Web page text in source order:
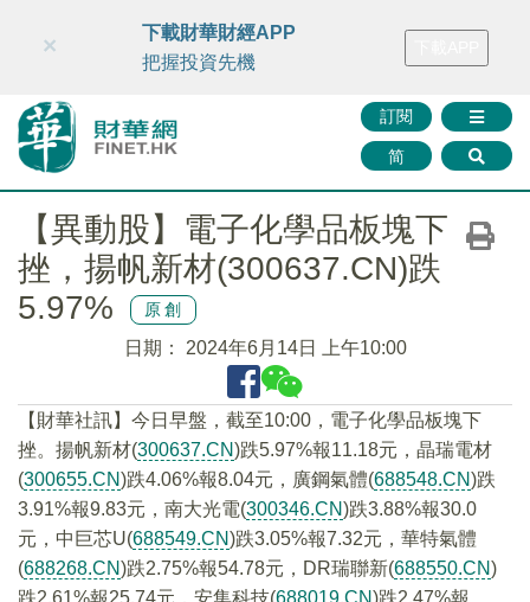
財華智庫網 FINTV FINMETA 財華證券 媒體矩陣
訂閱
简
×
下載財華財經APP
把握投資先機
【異動股】電子化學品板塊下
挫，揚帆新材(300637.CN)跌
5.97%
原創
日期： 2024年6月14日 上午10:00
【財華社訊】今日早盤，截至10:00，電子化學品板塊下
挫。揚帆新材(300637.CN)跌5.97%報11.18元，晶瑞電材
(300655.CN)跌4.06%報8.04元，廣鋼氣體(688548.CN)跌
3.91%報9.83元，南大光電(300346.CN)跌3.88%報30.0
元，中巨芯U(688549.CN)跌3.05%報7.32元，華特氣體
(688268.CN)跌2.75%報54.78元，DR瑞聯新(688550.CN)
跌2.61%報25.74元，安集科技(688019.CN)跌2.47%報